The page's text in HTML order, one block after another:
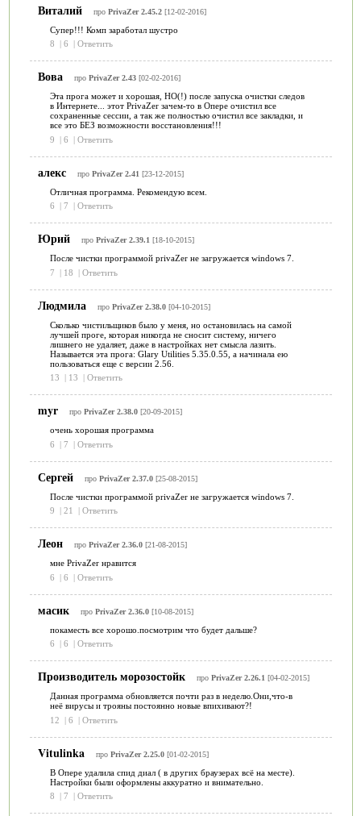
Виталий про PrivaZer 2.45.2[12-02-2016]
Супер!!! Комп заработал шустро
8
| 6 | Ответить
Вова про PrivaZer 2.43[02-02-2016]
Эта прога может и хорошая, НО(!) после запуска очистки следов
в Интернете... этот PrivaZer зачем-то в Опере очистил все
сохраненные сессии, а так же полностью очистил все закладки, и
все это БЕЗ возможности восстановления!!!
9
| 6 | Ответить
алекс про PrivaZer 2.41 [23-12-2015]
Отличная программа. Рекомендую всем.
6
| 7 | Ответить
Юрий про PrivaZer 2.39.1 [18-10-2015]
После чистки программой privaZer не загружается windows 7.
7
| 18 | Ответить
Людмила про PrivaZer 2.38.0[04-10-2015]
Сколько чистильщиков было у меня, но остановилась на самой
лучшей проге, которая никогда не сносит систему, ничего
лишнего не удаляет, даже в настройках нет смысла лазить.
Называется эта прога: Glary Utilities 5.35.0.55, а начинала ею
пользоваться еще с версии 2.56.
13
| 13 | Ответить
myr про PrivaZer 2.38.0[20-09-2015]
очень хорошая программа
6
| 7 | Ответить
Сергей про PrivaZer 2.37.0[25-08-2015]
После чистки программой privaZer не загружается windows 7.
9
| 21 | Ответить
Леон про PrivaZer 2.36.0[21-08-2015]
мне PrivaZer нравится
6
| 6 | Ответить
масик про PrivaZer 2.36.0[10-08-2015]
покаместь все хорошо.посмотрим что будет дальше?
6
| 6 | Ответить
Производитель морозостойк про PrivaZer 2.26.1 [04-02-2015]
Данная программа обновляется почти раз в неделю.Они,что-в
неё вирусы и трояны постоянно новые впихивают?!
12
| 6 | Ответить
Vitulinka про PrivaZer 2.25.0[01-02-2015]
В Опере удалила спид диал ( в других браузерах всё на месте).
Настройки были оформлены аккуратно и внимательно.
8
| 7 | Ответить